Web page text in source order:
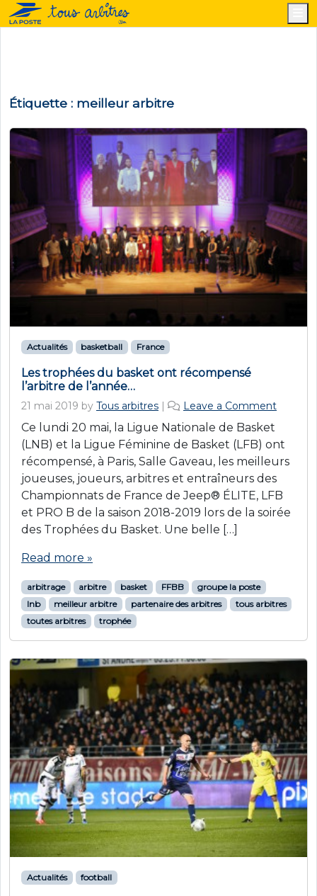
Étiquette : meilleur arbitre
Actualités basketball France
Les trophées du basket ont récompensé
l’arbitre de l’année…
21 mai 2019 by Tous arbitres | Leave a Comment
Ce lundi 20 mai, la Ligue Nationale de Basket
(LNB) et la Ligue Féminine de Basket (LFB) ont
récompensé, à Paris, Salle Gaveau, les meilleurs
joueuses, joueurs, arbitres et entraîneurs des
Championnats de France de Jeep® ÉLITE, LFB
et PRO B de la saison 2018-2019 lors de la soirée
des Trophées du Basket. Une belle […]
Read more »
arbitrage arbitre basket FFBB
groupe la poste
lnb
meilleur arbitre partenaire des arbitres
tous arbitres
toutes arbitres
trophée
Actualités football